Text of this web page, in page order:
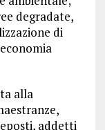
degradate,
di
alla
addetti